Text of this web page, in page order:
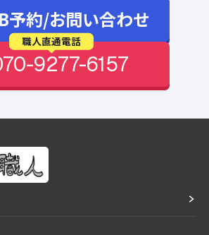
予約/お問い合わせ
職人直通電話
9277-6157